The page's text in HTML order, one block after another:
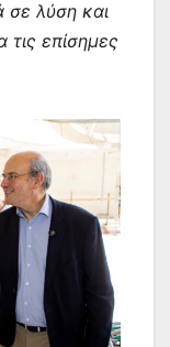
σε λύση και
επίσημες